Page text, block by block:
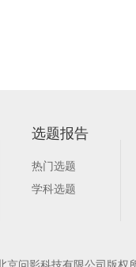
选题报告
热门选题
学科选题
问影科技有限公司版权